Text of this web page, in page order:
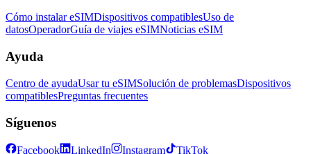
Cómo instalar eSIMDispositivos compatiblesUso de
datosOperadorGuía de viajes eSIMNoticias eSIM
Ayuda
Centro de ayudaUsar tu eSIMSolución de problemasDispositivos
compatiblesPreguntas frecuentes
Síguenos
Facebook LinkedIn Instagram TikTok